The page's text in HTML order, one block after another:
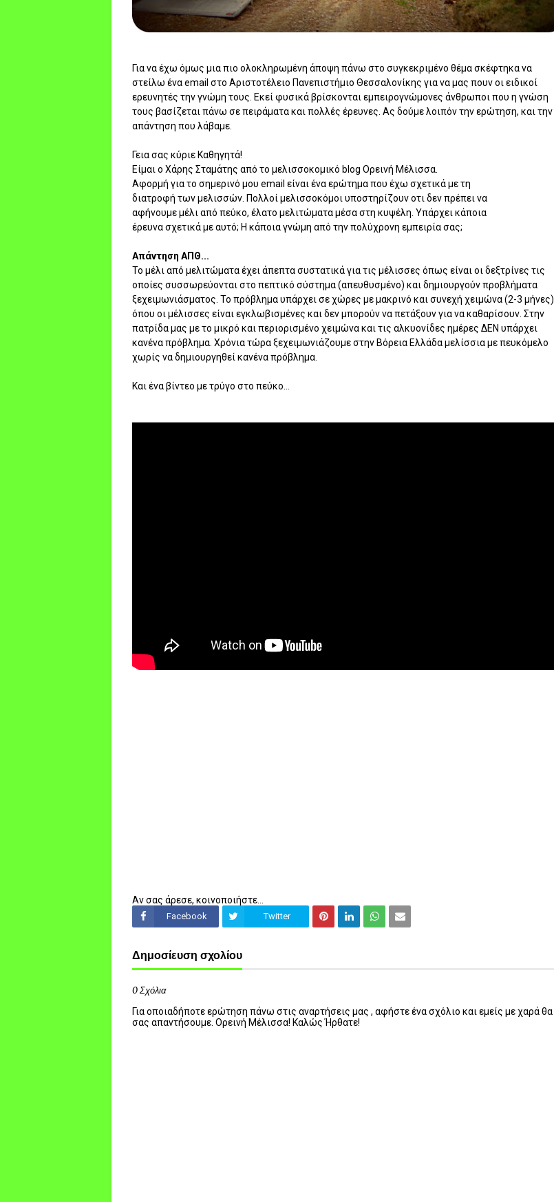
Για να έχω όμως μια πιο ολοκληρωμένη άποψη πάνω στο συγκεκριμένο θέμα σκέφτηκα να
στείλω ένα email στο Αριστοτέλειο Πανεπιστήμιο Θεσσαλονίκης για να μας πουν οι ειδικοί
ερευνητές την γνώμη τους. Εκεί φυσικά βρίσκονται εμπειρογνώμονες άνθρωποι που η γνώση
τους βασίζεται πάνω σε πειράματα και πολλές έρευνες. Ας δούμε λοιπόν την ερώτηση, και την
απάντηση που λάβαμε.
Γεια σας κύριε Καθηγητά!
Είμαι ο Χάρης Σταμάτης από το μελισσοκομικό blog Ορεινή Μέλισσα.
Αφορμή για το σημερινό μου email είναι ένα ερώτημα που έχω σχετικά με τη
διατροφή των μελισσών. Πολλοί μελισσοκόμοι υποστηρίζουν οτι δεν πρέπει να
αφήνουμε μέλι από πεύκο, έλατο μελιτώματα μέσα στη κυψέλη. Υπάρχει κάποια
έρευνα σχετικά με αυτό; Η κάποια γνώμη από την πολύχρονη εμπειρία σας;
Απάντηση ΑΠΘ...
Το μέλι από μελιτώματα έχει άπεπτα συστατικά για τις μέλισσες όπως είναι οι δεξτρίνες τις
οποίες συσσωρεύονται στο πεπτικό σύστημα (απευθυσμένο) και δημιουργούν προβλήματα
ξεχειμωνιάσματος. Το πρόβλημα υπάρχει σε χώρες με μακρινό και συνεχή χειμώνα (2-3 μήνες)
όπου οι μέλισσες είναι εγκλωβισμένες και δεν μπορούν να πετάξουν για να καθαρίσουν. Στην
πατρίδα μας με το μικρό και περιορισμένο χειμώνα και τις αλκυονίδες ημέρες ΔΕΝ υπάρχει
κανένα πρόβλημα. Χρόνια τώρα ξεχειμωνιάζουμε στην Βόρεια Ελλάδα μελίσσια με πευκόμελο
χωρίς να δημιουργηθεί κανένα πρόβλημα.
Και ένα βίντεο με τρύγο στο πεύκο...
Αν σας άρεσε, κοινοποιήστε...
Facebook Twitter
Δημοσίευση σχολίου
0 Σχόλια
Για οποιαδήποτε ερώτηση πάνω στις αναρτήσεις μας , αφήστε ένα σχόλιο και εμείς με χαρά θα
σας απαντήσουμε. Ορεινή Μέλισσα! Καλώς Ήρθατε!